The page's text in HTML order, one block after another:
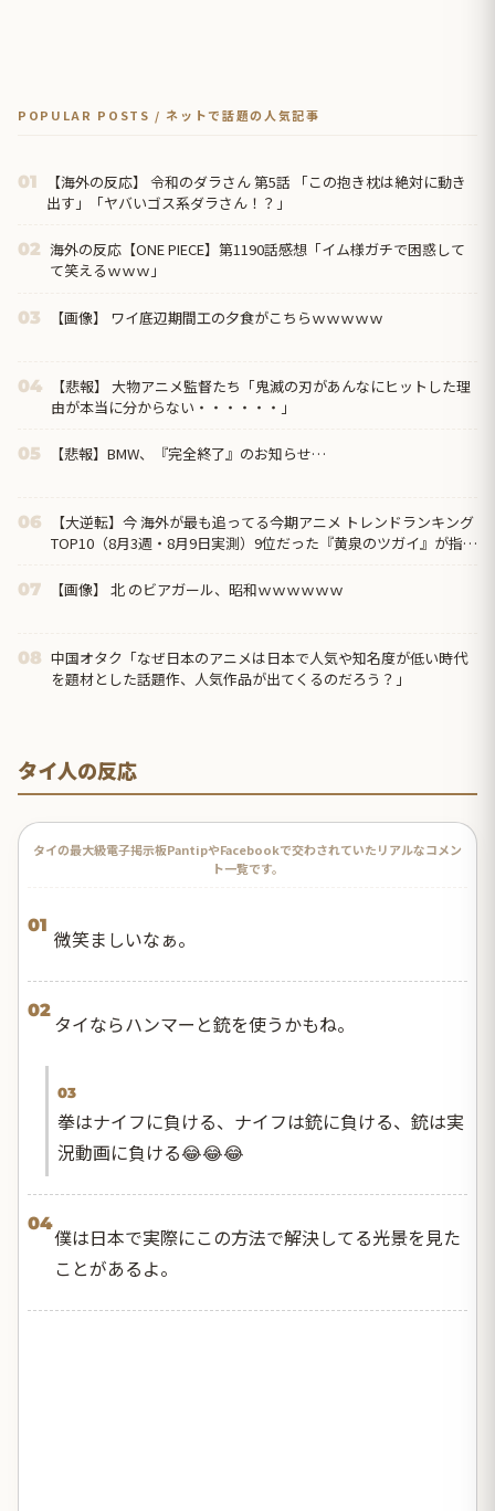
POPULAR POSTS / ネットで話題の人気記事
01
【海外の反応】 令和のダラさん 第5話 「この抱き枕は絶対に動き
出す」「ヤバいゴス系ダラさん！？」
02 海外の反応【ONE PIECE】第1190話感想「イム様ガチで困惑して
て笑えるｗｗｗ」
03 【画像】 ワイ底辺期間工の夕食がこちらｗｗｗｗｗ
04
【悲報】 大物アニメ監督たち「鬼滅の刃があんなにヒットした理
由が本当に分からない・・・・・・」
05 【悲報】BMW、『完全終了』のお知らせ…
06
【大逆転】今 海外が最も追ってる今期アニメ トレンドランキング
TOP10（8月3週・8月9日実測）9位だった『黄泉のツガイ』が指数
07 【画像】 北 のビアガール、昭和ｗｗｗｗｗｗ
08 中国オタク「なぜ日本のアニメは日本で人気や知名度が低い時代
を題材とした話題作、人気作品が出てくるのだろう？」
タイ人の反応
タイの最大級電子掲示板PantipやFacebookで交わされていたリアルなコメン
ト一覧です。
01
微笑ましいなぁ。
02
タイならハンマーと銃を使うかもね。
03
拳はナイフに負ける、ナイフは銃に負ける、銃は実
況動画に負ける😂😂😂
04
僕は日本で実際にこの方法で解決してる光景を見た
ことがあるよ。